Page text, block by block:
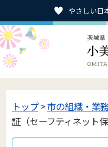
やさしい日
トップ>市の組織・業
証（セーフティネット